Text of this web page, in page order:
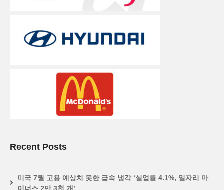
Recent Posts
미국 7월 고용 예상치 못한 급속 냉각 ‘실업률 4.1%, 일자리 마